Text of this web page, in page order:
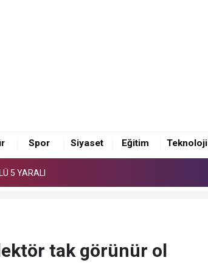
Spor Siyaset Eğitim Teknoloji
4 ilçeye ziyaret
5 YARALI
tak görünür ol